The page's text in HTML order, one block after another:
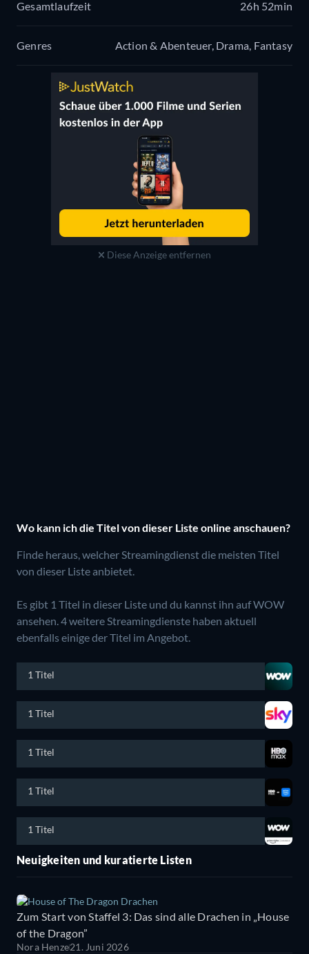
Gesamtlaufzeit 26h 52min
Genres Action & Abenteuer, Drama, Fantasy
Diese Anzeige entfernen
Wo kann ich die Titel von dieser Liste online anschauen?
Finde heraus, welcher Streamingdienst die meisten Titel
von dieser Liste anbietet.
Es gibt 1 Titel in dieser Liste und du kannst ihn auf WOW
ansehen. 4 weitere Streamingdienste haben aktuell
ebenfalls einige der Titel im Angebot.
1 Titel
1 Titel
1 Titel
1 Titel
1 Titel
Neuigkeiten und kuratierte Listen
Zum Start von Staffel 3: Das sind alle Drachen in „House
of the Dragon”
Nora Henze21. Juni 2026